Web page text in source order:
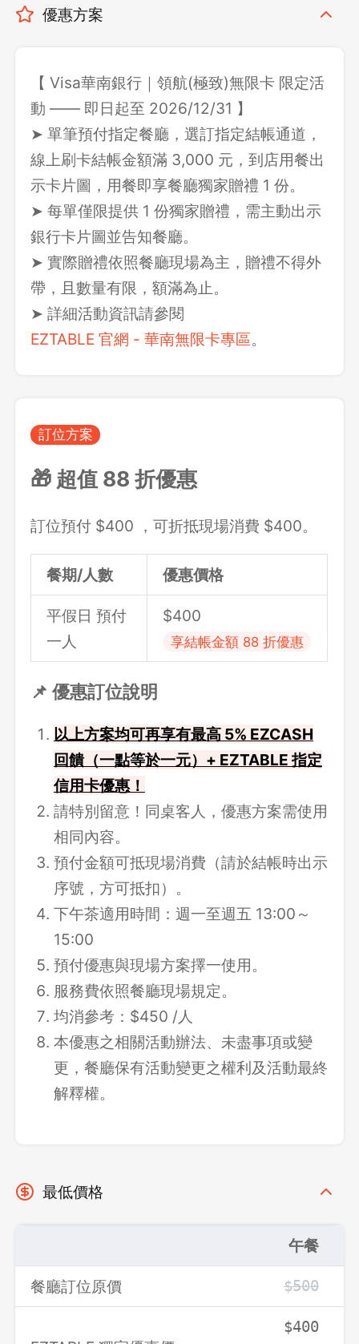
優惠方案
【 Visa華南銀行｜領航(極致)無限卡 限定活
動 —— 即日起至 2026/12/31 】
➤ 單筆預付指定餐廳，選訂指定結帳通道，
線上刷卡結帳金額滿 3,000 元，到店用餐出
示卡片圖，用餐即享餐廳獨家贈禮 1 份。
➤ 每單僅限提供 1 份獨家贈禮，需主動出示
銀行卡片圖並告知餐廳。
➤ 實際贈禮依照餐廳現場為主，贈禮不得外
帶，且數量有限，額滿為止。
➤ 詳細活動資訊請參閱
EZTABLE 官網 - 華南無限卡專區。
訂位方案
🎁 超值 88 折優惠
訂位預付 $400 ，可折抵現場消費 $400。
餐期/人數 優惠價格
平假日 預付
一人
$400
享結帳金額 88 折優惠
📌 優惠訂位說明
以上方案均可再享有最高 5% EZCASH
回饋（一點等於一元）+ EZTABLE 指定
信用卡優惠！
請特別留意！同桌客人，優惠方案需使用
相同內容。
預付金額可抵現場消費（請於結帳時出示
序號，方可抵扣）。
下午茶適用時間：週一至週五 13:00～
15:00
預付優惠與現場方案擇一使用。
服務費依照餐廳現場規定。
均消參考：$450 /人
本優惠之相關活動辦法、未盡事項或變
更，餐廳保有活動變更之權利及活動最終
解釋權。
最低價格
午餐
餐廳訂位原價 $500
$400